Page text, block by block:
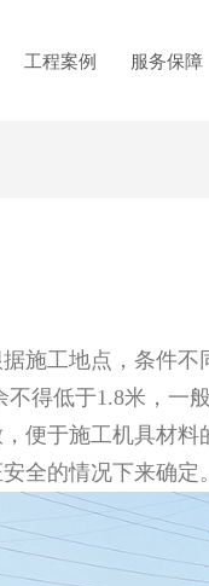
工程案例 服务保障
施工地点，条件不
得低于1.8米，一
便于施工机具材料
全的情况下来确定。